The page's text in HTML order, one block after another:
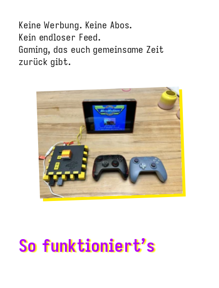
Keine Werbung. Keine Abos.
Kein endloser Feed.
Gaming, das euch gemeinsame Zeit
zurück gibt.
So funktioniert’s